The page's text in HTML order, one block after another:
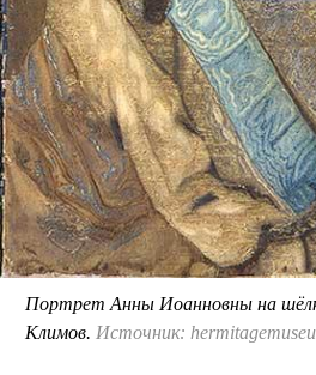
Портрет Анны Иоанновны на
Климов. Источник: